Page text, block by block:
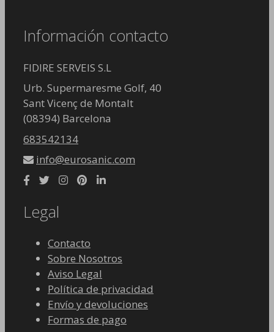
Información contacto
FIDIRE SERVEIS S.L
Urb. Supermaresme Golf, 40
Sant Vicenç de Montalt
(08394) Barcelona
683542134
info@eurosanic.com
Legal
Contacto
Sobre Nosotros
Aviso Legal
Política de privacidad
Envío y devoluciones
Formas de pago